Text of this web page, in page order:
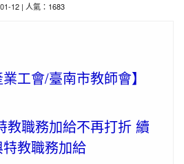
12 | 人氣：1683
工會/臺南市教師會】
教職務加給不再打折 續
教職務加給